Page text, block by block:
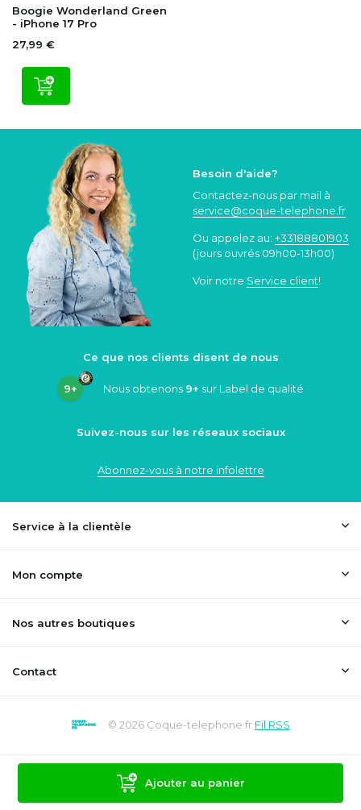
Ajouter au panier
Boogie Wonderland Green
- iPhone 17 Pro
27,99 €
Besoin d'aide?
Contactez-nous par mail à
service@coque-telephone.fr
Ou appelez au: +33188801903
(jours ouvrés 09h00-13h00)
Voir notre Service client!
Ce que nos clients disent de nous
9+ Nous obtenons 9+ sur Label de qualité
Suivez-nous sur les réseaux sociaux
Abonnez-vous à notre infolettre
Service à la clientèle
Mon compte
Nos autres boutiques
Contact
© 2026 Coque-telephone.fr Fil RSS